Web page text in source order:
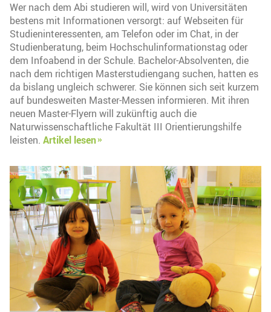
Wer nach dem Abi studieren will, wird von Universitäten
bestens mit Informationen versorgt: auf Webseiten für
Studieninteressenten, am Telefon oder im Chat, in der
Studienberatung, beim Hochschulinformationstag oder
dem Infoabend in der Schule. Bachelor-Absolventen, die
nach dem richtigen Masterstudiengang suchen, hatten es
da bislang ungleich schwerer. Sie können sich seit kurzem
auf bundesweiten Master-Messen informieren. Mit ihren
neuen Master-Flyern will zukünftig auch die
Naturwissenschaftliche Fakultät III Orientierungshilfe
leisten. Artikel lesen